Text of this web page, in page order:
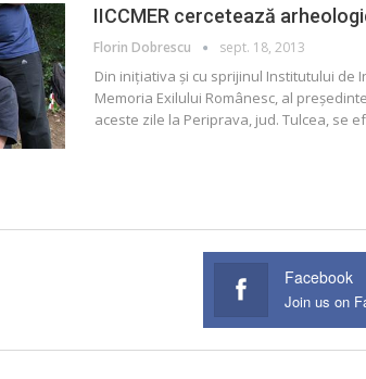
IICCMER cercetează
Florin Dobrescu sept. 18, 2013
Din iniţiativa şi cu sprijinul Institutului de
Memoria Exilului Românesc, al
aceste zile la Periprava, jud. Tulcea, se
Facebook
Join us on